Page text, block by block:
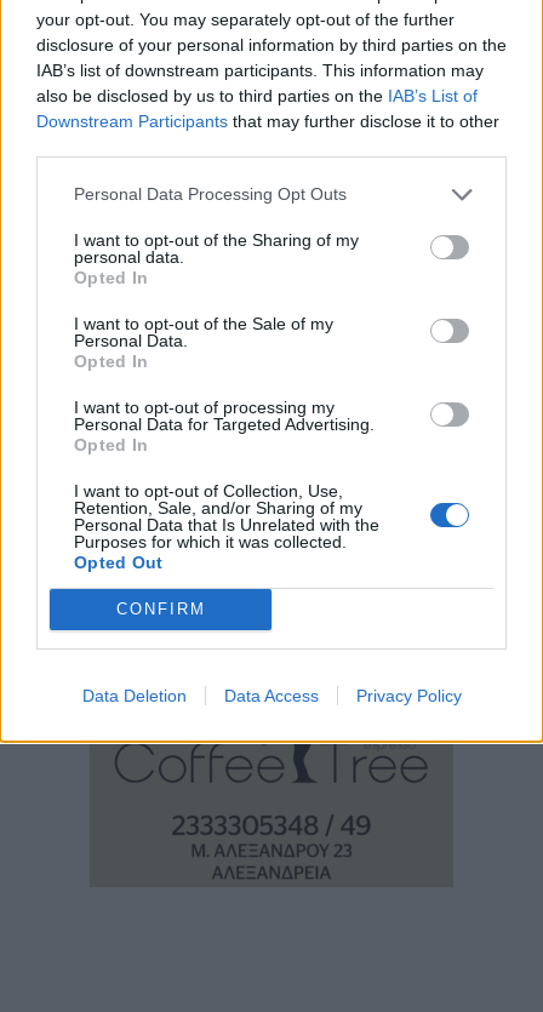
your opt-out. You may separately opt-out of the further
disclosure of your personal information by third parties on the
IAB’s list of downstream participants. This information may
also be disclosed by us to third parties on the IAB’s List of
Downstream Participants that may further disclose it to other
Personal Data Processing Opt Outs
I want to opt-out of the Sharing of my
personal data.
Opted In
I want to opt-out of the Sale of my
Personal Data.
Opted In
I want to opt-out of processing my
Personal Data for Targeted Advertising.
Opted In
I want to opt-out of Collection, Use,
Retention, Sale, and/or Sharing of my
Personal Data that Is Unrelated with the
Purposes for which it was collected.
Opted Out
CONFIRM
Data Deletion Data Access Privacy Policy